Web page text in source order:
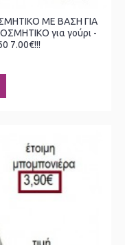
ΜΕ ΒΑΣΗ ΓΙΑ
για γούρι -
7.00€!!!